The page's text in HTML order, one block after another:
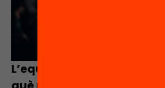
L’equitat educativa als